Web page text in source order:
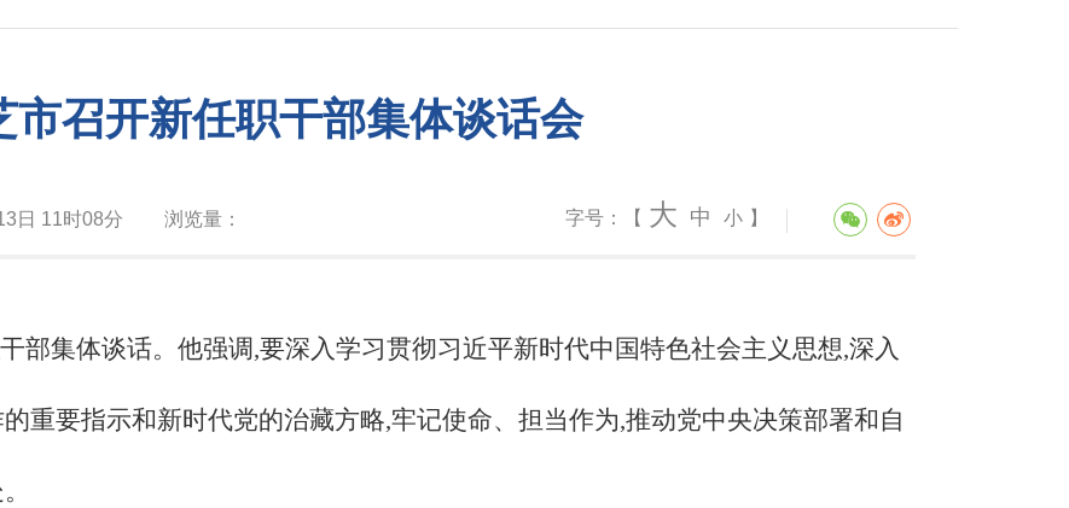
市召开新任职干部集体谈话会
日 11时08分 浏览量： 字号：【 大 中 小 】
部集体谈话。他强调,要深入学习贯彻习近平新时代中国特色社会主义思想,深入
重要指示和新时代党的治藏方略,牢记使命、担当作为,推动党中央决策部署和自